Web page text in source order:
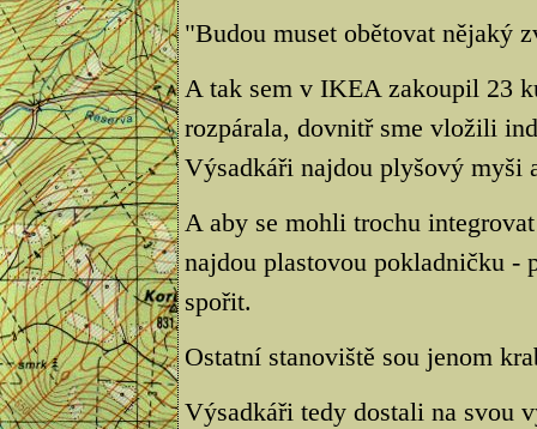
"Budou muset obětovat nějaký
A tak sem v IKEA zakoupil 23
rozpárala, dovnitř sme vložili
Výsadkáři najdou plyšový myši
A aby se mohli trochu
najdou plastovou pokladničku -
spořit.
Ostatní stanoviště sou jenom
Výsadkáři tedy dostali na svou